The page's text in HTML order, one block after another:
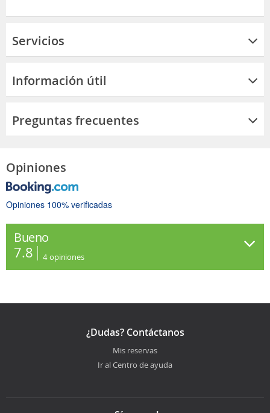
Servicios
Información útil
Preguntas frecuentes
Opiniones
Opiniones 100% verificadas
Bueno
7.8 4 opiniones
¿Dudas? Contáctanos
Mis reservas
Ir al Centro de ayuda